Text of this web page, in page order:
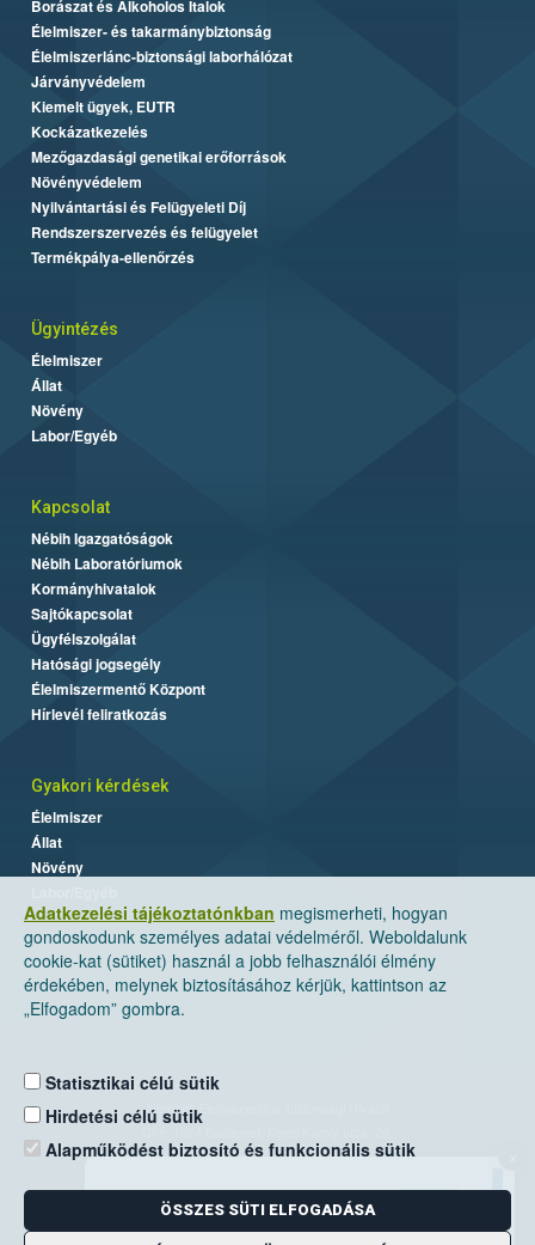
Adatkezelési tájékoztatónkban megismerheti, hogyan
gondoskodunk személyes adatai védelméről. Weboldalunk
cookie-kat (sütiket) használ a jobb felhasználói élmény
érdekében, melynek biztosításához kérjük, kattintson az
„Elfogadom” gombra.
Statisztikai célú sütik
Hirdetési célú sütik
Alapműködést biztosító és funkcionális sütik
ÖSSZES SÜTI ELFOGADÁSA
Borászat és Alkoholos Italok
Élelmiszer- és takarmánybiztonság
Élelmiszerlánc-biztonsági laborhálózat
Járványvédelem
Kiemelt ügyek, EUTR
Kockázatkezelés
Mezőgazdasági genetikai erőforrások
Növényvédelem
Nyilvántartási és Felügyeleti Díj
Rendszerszervezés és felügyelet
Termékpálya-ellenőrzés
Ügyintézés
Élelmiszer
Állat
Növény
Labor/Egyéb
Kapcsolat
Nébih Igazgatóságok
Nébih Laboratóriumok
Kormányhivatalok
Sajtókapcsolat
Ügyfélszolgálat
Hatósági jogsegély
Élelmiszermentő Központ
Hírlevél feliratkozás
Gyakori kérdések
Élelmiszer
Állat
Növény
Nemzeti Élelmiszerlánc-biztonsági Hivatal
Levelezési cím: 1525 Budapest. Pf. 30.
E-mail:ugyfelszolgalat@nebih.gov.hu